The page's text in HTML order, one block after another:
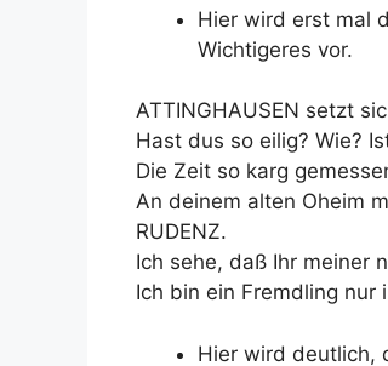
Hier wird erst mal
Wichtigeres vor.
ATTINGHAUSEN setzt
Hast dus so eilig? Wie?
Die Zeit so karg
An deinem alten Oheim
RUDENZ.
Ich sehe, daß Ihr meiner
Ich bin ein Fremdling nur
Hier wird deutlich,